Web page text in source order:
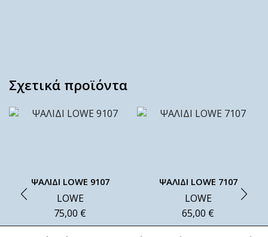
Σχετικά προϊόντα
ΨΑΛΙΔΙ LOWE 9107
LOWE
75,00 €
ΨΑΛΙΔΙ LOWE 7107
LOWE
65,00 €